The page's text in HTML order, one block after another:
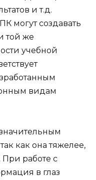
и т.д.
могут создавать
той же
учебной
видам
как она тяжелее,
работе с
в глаз